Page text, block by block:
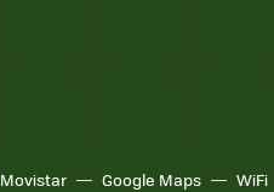
Movistar Google Maps WiFi